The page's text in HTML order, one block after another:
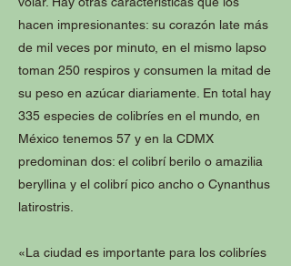
hacen impresionantes: su corazón late más
de mil veces por minuto, en el mismo lapso
toman 250 respiros y consumen la mitad de
su peso en azúcar diariamente. En total hay
335 especies de colibríes en el mundo, en
México tenemos 57 y en la CDMX
predominan dos: el colibrí berilo o amazilia
beryllina y el colibrí pico ancho o Cynanthus
latirostris.
«La ciudad es importante para los colibríes